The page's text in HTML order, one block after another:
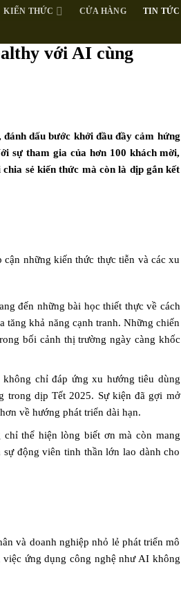
KIẾN THỨC CỬA HÀNG TIN TỨC
với AI cùng
dấu bước khởi đầu đầy cảm hứng
sự tham gia của hơn 100 khách mời,
sẻ kiến thức mà còn là dịp gắn kết
những kiến thức thực tiễn và các xu
đến những bài học thiết thực về cách
tăng khả năng cạnh tranh. Những chiến
bối cảnh thị trường ngày càng khốc
không chỉ đáp ứng xu hướng tiêu dùng
trong dịp Tết 2025. Sự kiện đã gợi mở
về hướng phát triển dài hạn.
thể hiện lòng biết ơn mà còn mang
động viên tinh thần lớn lao dành cho
và doanh nghiệp nhỏ lẻ phát triển mô
ứng dụng công nghệ như AI không